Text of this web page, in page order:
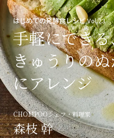
think KOJI
麹文化と発酵
by SANWA SHURUI
三和酒類の酒造り
about CCRN
麹プロジェクト
はじめての発酵食レシピ Vol.23
手軽にでき
きゅうりの
にアレンジ
CHOMPOOシェフ・料理家
森枝 幹